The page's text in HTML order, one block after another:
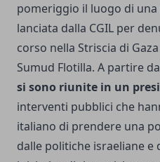
pomeriggio il luogo di
lanciata dalla CGIL per
corso nella Striscia di
Sumud Flotilla. A partire
si sono riunite in un
interventi pubblici che
italiano di prendere una
dalle politiche israeliane